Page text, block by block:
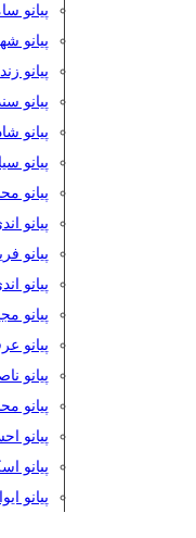
پیانو
پیانو
پیانو
پیانو
پیانو
پیانو
پیانو
پیانو
پیانو
پیانو
پیانو
پیانو
پیانو
پیانو
پیانو
پیانو
پیانو